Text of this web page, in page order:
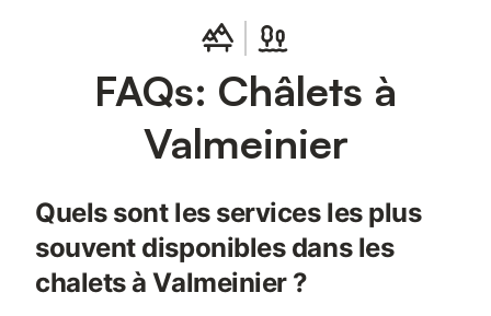
FAQs: Châlets à
Valmeinier
Quels sont les services les plus
souvent disponibles dans les
chalets à Valmeinier ?